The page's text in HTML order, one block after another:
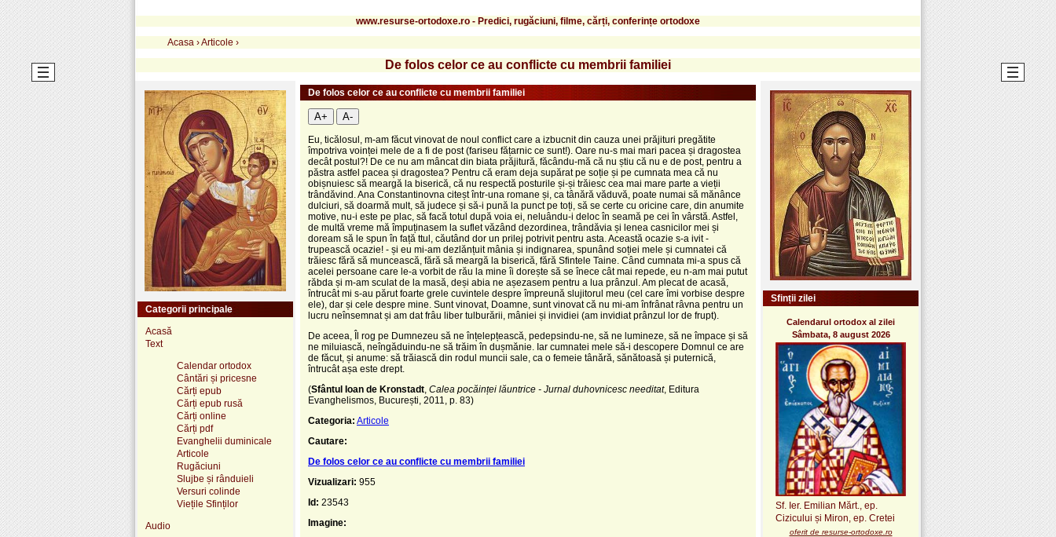
www.resurse-ortodoxe.ro - Predici, rugăciuni, filme, cărți, conferințe ortodoxe
Acasa ›Articole ›
De folos celor ce au conflicte cu membrii familiei
De folos celor ce au conflicte cu membrii familiei
A+ A-
Eu, ticălosul, m-am făcut vinovat de noul conflict care a izbucnit din cauza unei prăjituri pregătite
împotriva voinței mele de a fi de post (fariseu fățarnic ce sunt!). Oare nu-s mai mari pacea și dragostea
decât postul?! De ce nu am mâncat din biata prăjitură, făcându-mă că nu știu că nu e de post, pentru a
păstra astfel pacea și dragostea? Pentru că eram deja supărat pe soție și pe cumnata mea că nu
obișnuiesc să meargă la biserică, că nu respectă posturile și-și trăiesc cea mai mare parte a vieții
trândăvind. Ana Constantinovna citeșt într-una romane și, ca tânără văduvă, poate numai să mănânce
dulciuri, să doarmă mult, să judece și să-i pună la punct pe toți, să se certe cu oricine care, din anumite
motive, nu-i este pe plac, să facă totul după voia ei, neluându-i deloc în seamă pe cei în vârstă. Astfel,
de multă vreme mă împuținasem la suflet văzând dezordinea, trândăvia și lenea casnicilor mei și
doream să le spun în față ttul, căutând dor un prilej potrivit pentru asta. Această ocazie s-a ivit -
trupească ocazie! - și eu mi-am dezlănțuit mânia și indignarea, spunând soției mele și cumnatei că
trăiesc fără să muncească, fără să meargă la biserică, fără Sfintele Taine. Când cumnata mi-a spus că
acelei persoane care le-a vorbit de rău la mine îi dorește să se înece cât mai repede, eu n-am mai putut
răbda și m-am sculat de la masă, deși abia ne așezasem pentru a lua prânzul. Am plecat de acasă,
întrucât mi s-au părut foarte grele cuvintele despre împreună slujitorul meu (cel care îmi vorbise despre
ele), dar și cele despre mine. Sunt vinovat, Doamne, sunt vinovat că nu mi-am înfrânat râvna pentru un
lucru neînsemnat și am dat frâu liber tulburării, mâniei și invidiei (am invidiat prânzul lor de frupt).
De aceea, Îl rog pe Dumnezeu să ne înțelepțească, pedepsindu-ne, să ne lumineze, să ne împace și să
ne miluiască, neîngăduindu-ne să trăim în dușmănie. Iar cumnatei mele să-i descopere Domnul ce are
de făcut, și anume: să trăiască din rodul muncii sale, ca o femeie tânără, sănătoasă și puternică,
întrucât așa este drept.
(Sfântul Ioan de Kronstadt Calea pocăinței lăuntrice - Jurnal duhovnicesc needitat, Editura
Evanghelismos, București, 2011, p. 83)
Categoria: Articole
Cautare:
De folos celor ce au conflicte cu membrii familiei
Vizualizari: 955
Id: 23543
Imagine:
Categorii principale
Acasă
Text
Calendar ortodox
Cântări și pricesne
Cărți epub
Cărți epub rusă
Cărți online
Cărți pdf
Evanghelii duminicale
Articole
Rugăciuni
Slujbe și rânduieli
Versuri colinde
Viețile Sfinților
Audio
Sfinții zilei
Calendarul ortodox al zilei
Sâmbata, 8 august 2026
Sf. Ier. Emilian Mărt., ep.
Cizicului și Miron, ep. Cretei
oferit de resurse-ortodoxe.ro